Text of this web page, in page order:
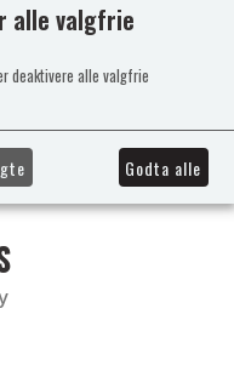
alle valgfrie
deaktivere alle valgfrie
Godta alle